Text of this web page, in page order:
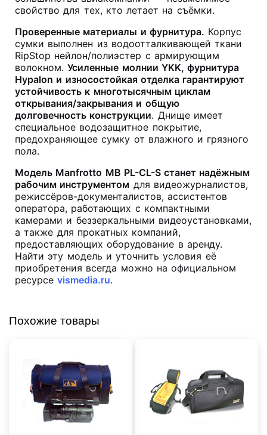
свойство для тех, кто летает на съёмки.
Проверенные материалы и фурнитура. Корпус
сумки выполнен из водоотталкивающей ткани
RipStop нейлон/полиэстер с армирующим
волокном.Усиленные молнии YKK, фурнитура
Hypalon и износостойкая отделка гарантируют
устойчивость к многотысячным циклам
открывания/закрывания и общую
долговечность конструкции. Днище имеет
специальное водозащитное покрытие,
предохраняющее сумку от влажного и грязного
пола.
Модель Manfrotto MB PL-CL-S станет надёжным
рабочим инструментом для видеожурналистов,
режиссёров-документалистов, ассистентов
оператора, работающих с компактными
камерами и беззеркальными видеоустановками,
а также для прокатных компаний,
предоставляющих оборудование в аренду.
Найти эту модель и уточнить условия её
приобретения всегда можно на официальном
ресурсеvismedia.ru.
Похожие товары